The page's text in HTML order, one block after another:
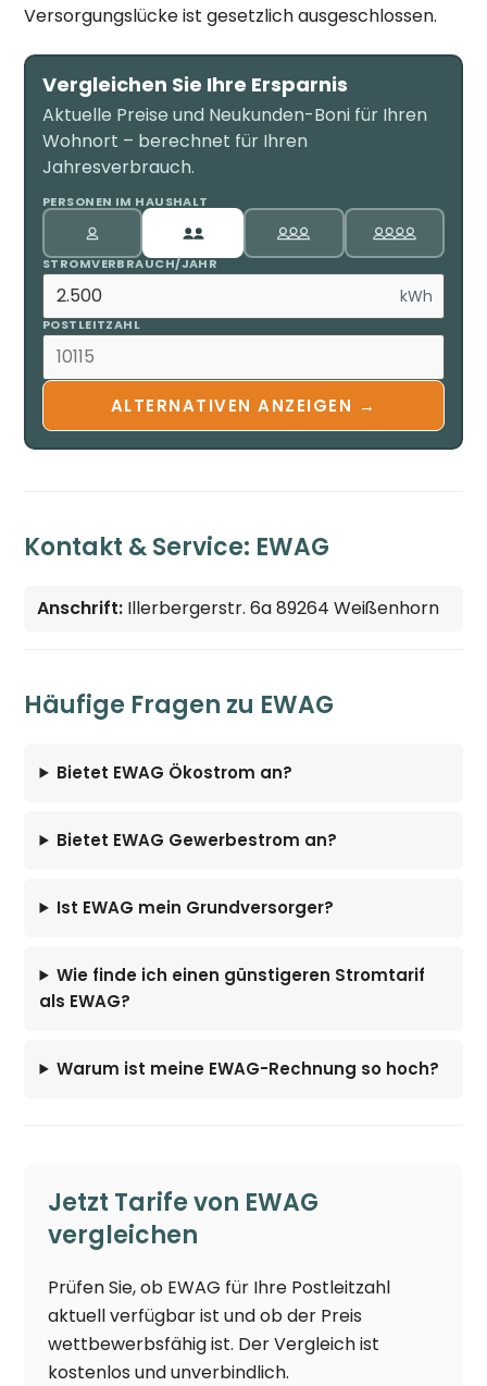
Versorgungslücke ist gesetzlich ausgeschlossen.
Vergleichen Sie Ihre Ersparnis
Aktuelle Preise und Neukunden-Boni für Ihren
Wohnort – berechnet für Ihren
Jahresverbrauch.
PERSONEN IM HAUSHALT
STROMVERBRAUCH/JAHR
kWh
POSTLEITZAHL
ALTERNATIVEN ANZEIGEN →
Kontakt & Service: EWAG
Anschrift: Illerbergerstr. 6a 89264 Weißenhorn
Häufige Fragen zu EWAG
Bietet EWAG Ökostrom an?
Bietet EWAG Gewerbestrom an?
Ist EWAG mein Grundversorger?
Wie finde ich einen günstigeren Stromtarif
als EWAG?
Warum ist meine EWAG-Rechnung so hoch?
Jetzt Tarife von EWAG
vergleichen
Prüfen Sie, ob EWAG für Ihre Postleitzahl
aktuell verfügbar ist und ob der Preis
wettbewerbsfähig ist. Der Vergleich ist
kostenlos und unverbindlich.